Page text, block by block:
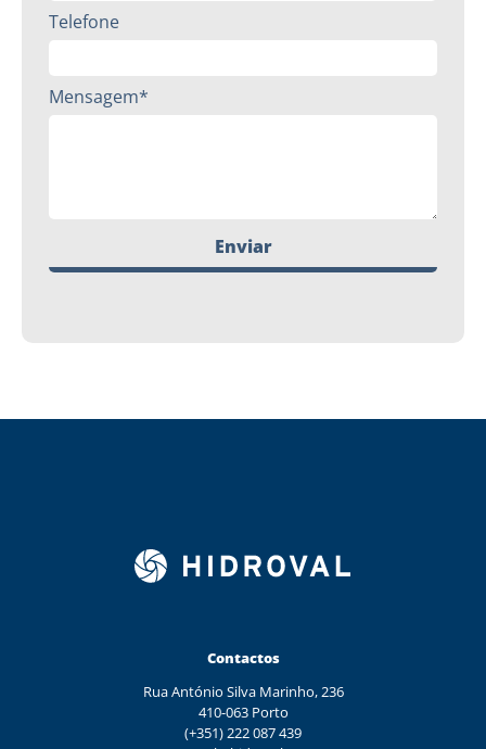
Telefone
Mensagem*
Enviar
Contactos
Rua António Silva Marinho, 236
410-063 Porto
(+351) 222 087 439